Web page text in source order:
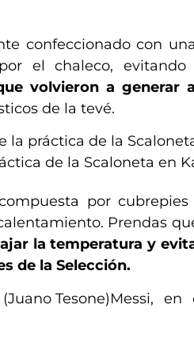
confeccionado con
el chaleco,
volvieron a
de la tevé.
de la Scaloneta en
por
Prendas
la temperatura y
de la Selección.
Messi, en